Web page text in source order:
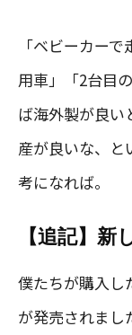
「ベビーカー
用車」「2台目
ば海外製が良い
産が良いな、と
考になれば。
【追記】
僕たちが購入し
が発売されまし